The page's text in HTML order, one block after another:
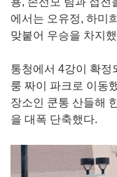
에서는 오유정, 하미
맞붙어 우승을 차지
통청에서 4강이 확정
룽 짜이 파크로 이동
장소인 쿤통 산들해
을 대폭 단축했다.